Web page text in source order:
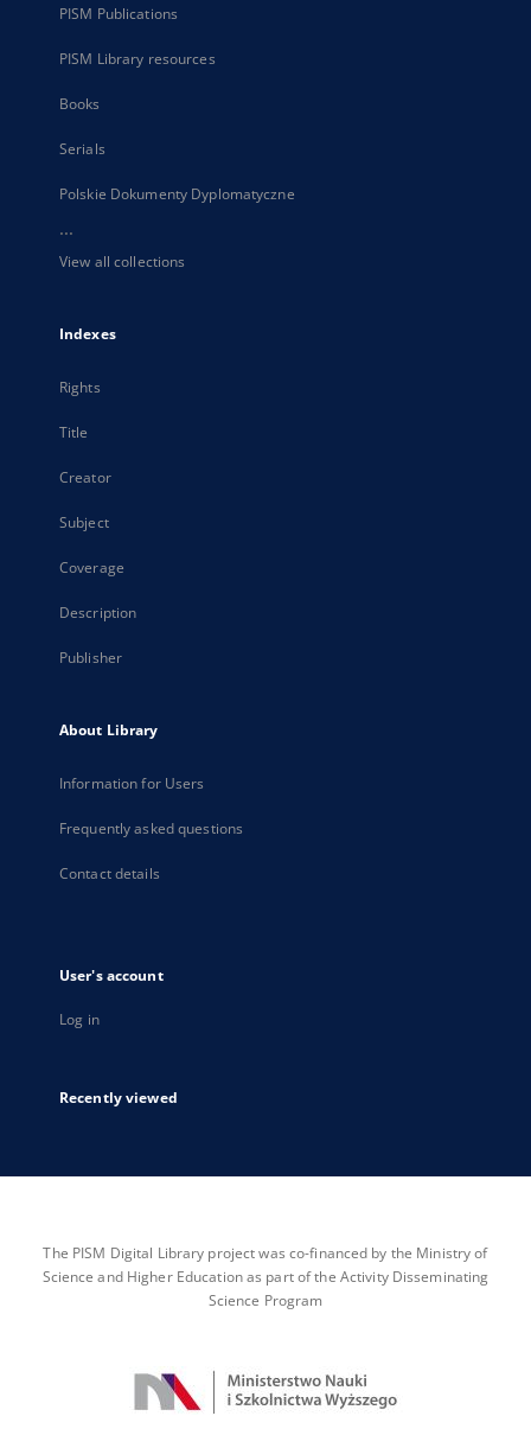
PISM Publications
PISM Library resources
Books
Serials
Polskie Dokumenty Dyplomatyczne
...
View all collections
Indexes
Rights
Title
Creator
Subject
Coverage
Description
Publisher
About Library
Information for Users
Frequently asked questions
Contact details
User's account
Log in
Recently viewed
The PISM Digital Library project was co-financed by the Ministry of
Science and Higher Education as part of the Activity Disseminating
Science Program